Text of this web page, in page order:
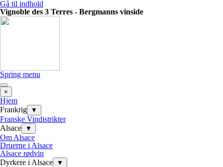
Gå til indhold
Vignoble des 3 Terres - Bergmanns vinside
Spring menu
×
Hjem
Frankrig
▼
Franske Vindistrikter
Alsace
▼
Om Alsace
Druerne i Alsace
Alsace rødvin
Dyrkere i Alsace
▼